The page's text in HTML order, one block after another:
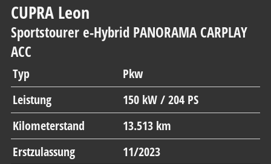
CUPRA Leon
Sportstourer e-Hybrid PANORAMA CARPLAY
ACC
Typ
Pkw
Leistung
150 kW / 204 PS
Kilometerstand
13.513 km
Erstzulassung
11/2023